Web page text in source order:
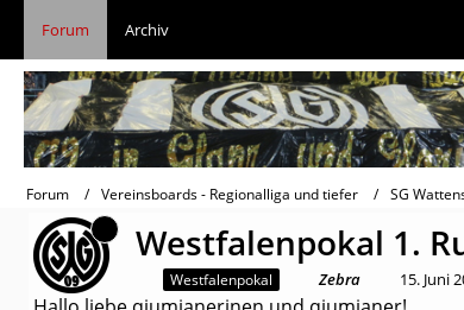
Forum Archiv
Forum Vereinsboards - Regionalliga und tiefer SG
Westfalenpokal 1.
Westfalenpokal Zebra 15. Juni